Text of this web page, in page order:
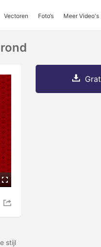
Vectoren Foto‘s Meer Video's
stijl